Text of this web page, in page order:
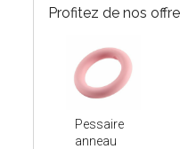
Profitez de nos
Pessaire
anneau